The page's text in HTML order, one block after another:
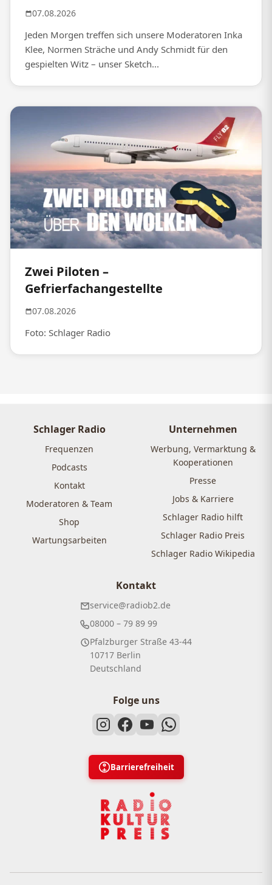
07.08.2026
Jeden Morgen treffen sich unsere Moderatoren Inka
Klee, Normen Sträche und Andy Schmidt für den
gespielten Witz – unser Sketch...
Zwei Piloten –
Gefrierfachangestellte
07.08.2026
Foto: Schlager Radio
Schlager Radio
Frequenzen
Podcasts
Kontakt
Moderatoren & Team
Shop
Wartungsarbeiten
Unternehmen
Werbung, Vermarktung &
Kooperationen
Presse
Jobs & Karriere
Schlager Radio hilft
Schlager Radio Preis
Schlager Radio Wikipedia
Kontakt
service@radiob2.de
08000 – 79 89 99
Pfalzburger Straße 43-44
10717 Berlin
Deutschland
Folge uns
Barrierefreiheit